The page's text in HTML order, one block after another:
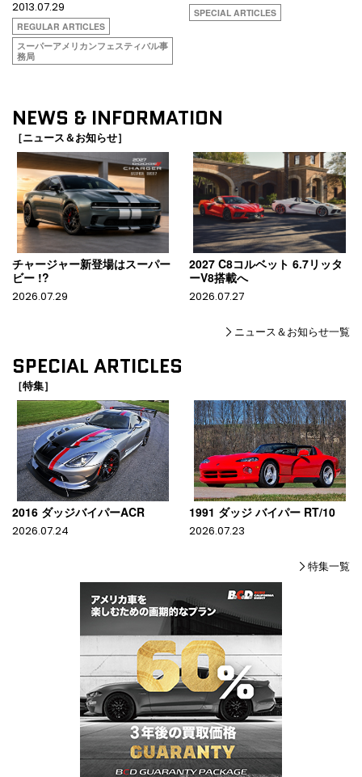
2013.07.29
REGULAR ARTICLES
スーパーアメリカンフェスティバル事
務局
SPECIAL ARTICLES
NEWS & INFORMATION
［ニュース＆お知らせ］
チャージャー新登場はスーパー
ビー !?
2026.07.29
2027 C8コルベット 6.7リッタ
ーV8搭載へ
2026.07.27
ニュース＆お知らせ一覧
SPECIAL ARTICLES
［特集］
2016 ダッジバイパーACR
2026.07.24
1991 ダッジ バイパー RT/10
2026.07.23
特集一覧